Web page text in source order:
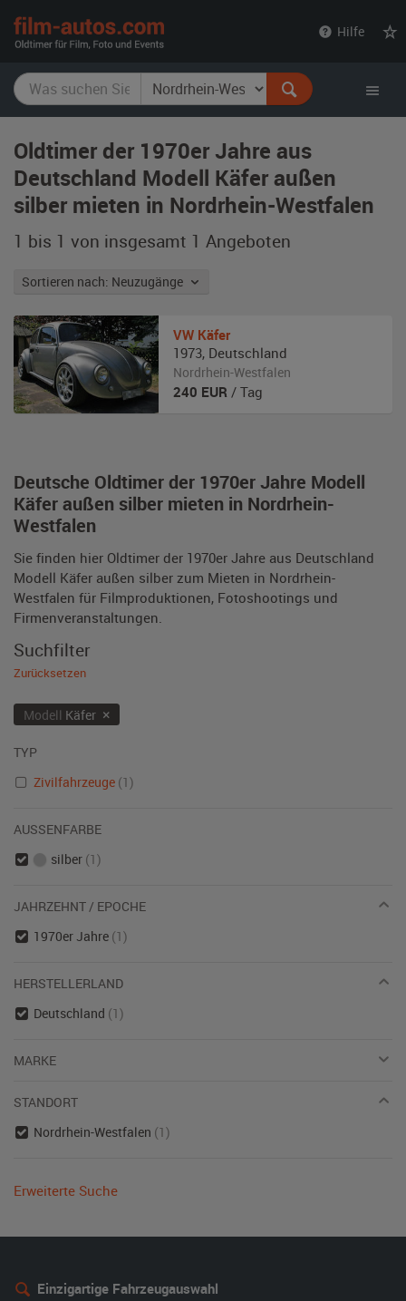
Hilfe
Oldtimer der 1970er Jahre aus
Deutschland Modell Käfer außen
silber mieten in Nordrhein-Westfalen
1 bis 1 von insgesamt 1 Angeboten
Sortieren nach: Neuzugänge
Deutsche Oldtimer der 1970er Jahre Modell
Käfer außen silber mieten in Nordrhein-
Westfalen
Sie finden hier Oldtimer der 1970er Jahre aus Deutschland
Modell Käfer außen silber zum Mieten in Nordrhein-
Westfalen für Filmproduktionen, Fotoshootings und
Firmenveranstaltungen.
VW Käfer
1973, Deutschland
Nordrhein-Westfalen
240 EUR / Tag
Suchfilter
Zurücksetzen
Modell Käfer ×
TYP
Zivilfahrzeuge (1)
AUSSENFARBE
silber (1)
JAHRZEHNT / EPOCHE
1970er Jahre (1)
HERSTELLERLAND
Deutschland (1)
MARKE
STANDORT
Nordrhein-Westfalen (1)
Erweiterte Suche
Einzigartige Fahrzeugauswahl